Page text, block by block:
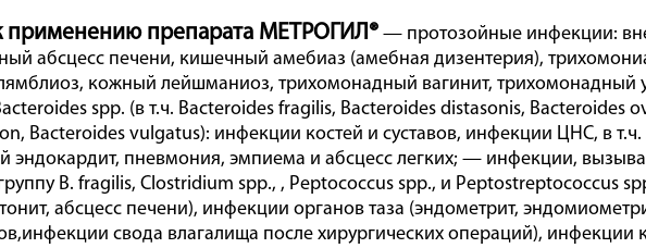
применению препарата МЕТРОГИЛ® — протозойные инфекции:
абсцесс печени, кишечный амебиаз (амебная дизентерия),
кожный лейшманиоз, трихомонадный вагинит, трихомонадный
spp. (в т.ч. Bacteroides fragilis, Bacteroides distasonis, Bacteroides
Bacteroides vulgatus): инфекции костей и суставов, инфекции ЦНС, в т.ч.
эндокардит, пневмония, эмпиема и абсцесс легких; — инфекции,
В. fragilis, Clostridium spp., , Peptococcus spp., и Peptostreptococcus
абсцесс печени), инфекции органов таза (эндометрит,
свода влагалища после хирургических операций),